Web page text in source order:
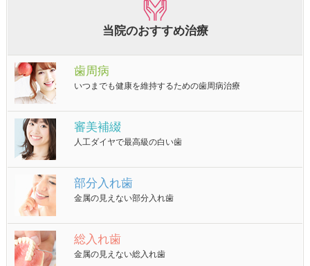
当院のおすすめ治療
歯周病
いつまでも健康を維持するための歯周病治療
審美補綴
人工ダイヤで最高級の白い歯
部分入れ歯
金属の見えない部分入れ歯
総入れ歯
金属の見えない総入れ歯